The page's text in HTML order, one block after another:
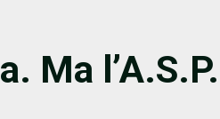
Ma l’A.S.P.